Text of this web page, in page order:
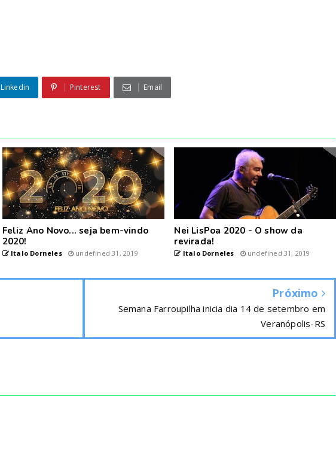
Linkedin Pinterest Email
Feliz Ano Novo... seja bem-vindo
2020!
Italo Dorneles undefined 31, 2019
Nei LisPoa 2020 - O show da
revirada!
Italo Dorneles undefined 31, 2019
Próximo
Semana Farroupilha inicia dia 14 de setembro em
Veranópolis-RS